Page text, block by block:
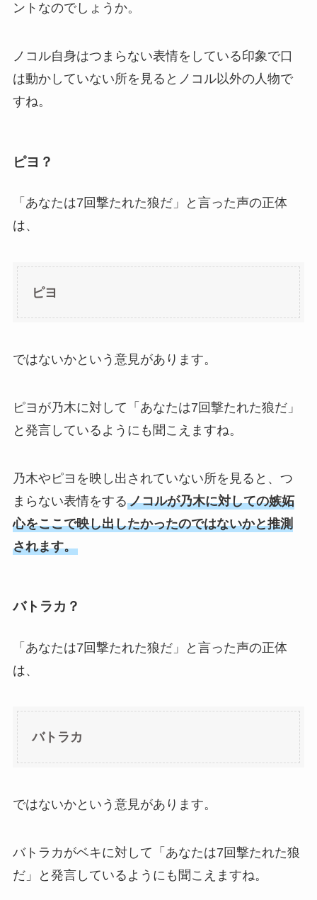
ントなのでしょうか。
ノコル自身はつまらない表情をしている印象で口
は動かしていない所を見るとノコル以外の人物で
すね。
ピヨ？
「あなたは7回撃たれた狼だ」と言った声の正体
は、
ピヨ
ではないかという意見があります。
ピヨが乃木に対して「あなたは7回撃たれた狼だ」
と発言しているようにも聞こえますね。
乃木やピヨを映し出されていない所を見ると、つ
まらない表情をするノコルが乃木に対しての嫉妬
心をここで映し出したかったのではないかと推測
されます。
バトラカ？
「あなたは7回撃たれた狼だ」と言った声の正体
は、
バトラカ
ではないかという意見があります。
バトラカがベキに対して「あなたは7回撃たれた狼
だ」と発言しているようにも聞こえますね。